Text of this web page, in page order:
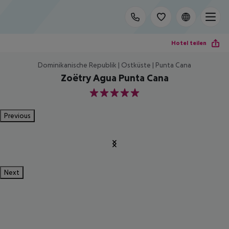
Hotel teilen
Dominikanische Republik | Ostküste | Punta Cana
Zoëtry Agua Punta Cana
5
Previous
Next